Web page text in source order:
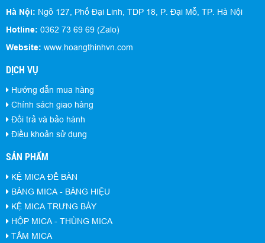
Hà Nội: Ngõ 127, Phố Đại Linh, TDP 18, P. Đại Mỗ, TP. Hà Nội
Hotline: 0362 73 69 69 (Zalo)
Website: www.hoangthinhvn.com
DỊCH VỤ
Hướng dẫn mua hàng
Chính sách giao hàng
Đổi trả và bảo hành
Điều khoản sử dụng
SẢN PHẨM
KỆ MICA ĐỂ BÀN
BẢNG MICA - BẢNG HIỆU
KỆ MICA TRƯNG BÀY
HỘP MICA - THÙNG MICA
TẤM MICA